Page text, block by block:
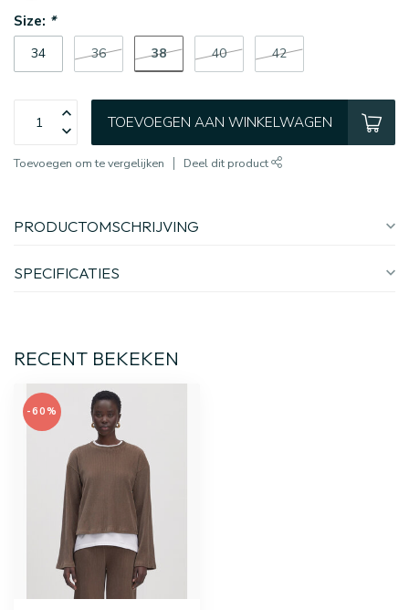
Size: *
34 36 38 40 42
TOEVOEGEN AAN WINKELWAGEN
Toevoegen om te vergelijken Deel dit product
PRODUCTOMSCHRIJVING
SPECIFICATIES
RECENT BEKEKEN
-60%